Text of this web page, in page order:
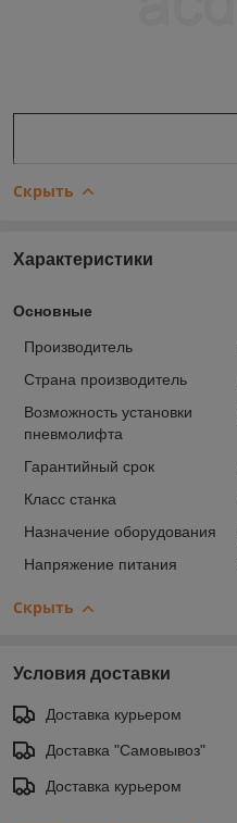
Скрыть
Характеристики
Основные
Производитель
Страна производитель
Возможность установки
пневмолифта
Гарантийный срок
Класс станка
Назначение оборудования
Напряжение питания
Скрыть
Условия доставки
Доставка курьером
Доставка "Самовывоз"
Доставка курьером